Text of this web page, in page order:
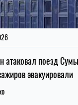
атаковал поезд
эвакуировали